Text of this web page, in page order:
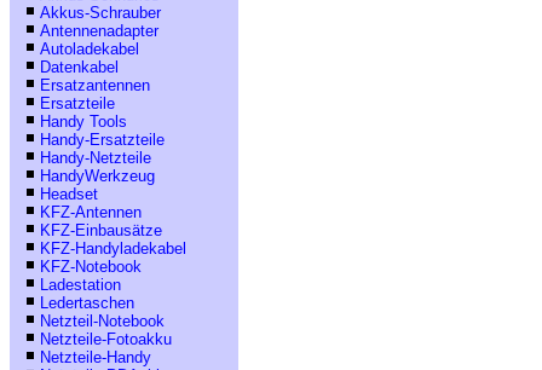
Akkus-Schrauber
Antennenadapter
Autoladekabel
Datenkabel
Ersatzantennen
Ersatzteile
Handy Tools
Handy-Ersatzteile
Handy-Netzteile
HandyWerkzeug
Headset
KFZ-Antennen
KFZ-Einbausätze
KFZ-Handyladekabel
KFZ-Notebook
Ladestation
Ledertaschen
Netzteil-Notebook
Netzteile-Fotoakku
Netzteile-Handy